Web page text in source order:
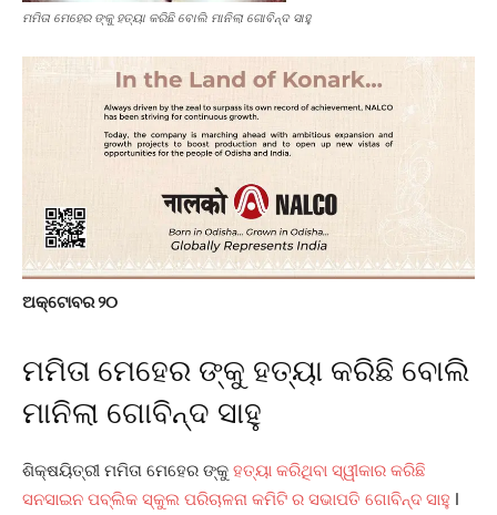
ମମିତା ମେହେର ଙ୍କୁ ହତ୍ୟା କରିଛି ବୋଲି ମାନିଲା ଗୋବିନ୍ଦ ସାହୁ
ଅକ୍ଟୋବର ୨୦
ମମିତା ମେହେର ଙ୍କୁ ହତ୍ୟା କରିଛି ବୋଲି
ମାନିଲା ଗୋବିନ୍ଦ ସାହୁ
ଶିକ୍ଷୟିତ୍ରୀ ମମିତା ମେହେର ଙ୍କୁ ହତ୍ୟା କରିଥିବା ସ୍ୱୀକାର କରିଛି
ସନସାଇନ ପବ୍ଲିକ ସ୍କୁଲ ପରିଚାଳନା କମିଟି ର ସଭାପତି ଗୋବିନ୍ଦ ସାହୁ I